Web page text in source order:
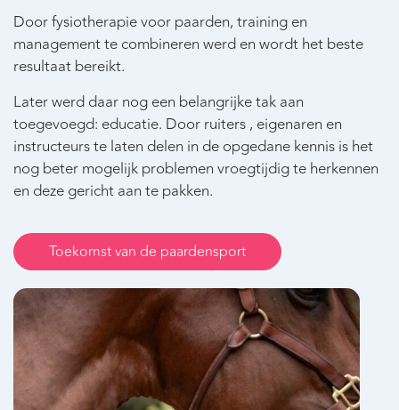
Door fysiotherapie voor paarden, training en
management te combineren werd en wordt het beste
resultaat bereikt.
Later werd daar nog een belangrijke tak aan
toegevoegd: educatie. Door ruiters , eigenaren en
instructeurs te laten delen in de opgedane kennis is het
nog beter mogelijk problemen vroegtijdig te herkennen
en deze gericht aan te pakken.
Toekomst van de paardensport